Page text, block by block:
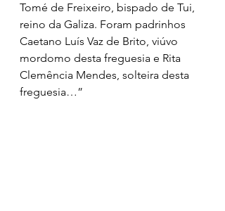
Tomé de Freixeiro, bispado de Tui,
reino da Galiza. Foram padrinhos
Caetano Luís Vaz de Brito, viúvo
mordomo desta freguesia e Rita
Clemência Mendes, solteira desta
freguesia…”